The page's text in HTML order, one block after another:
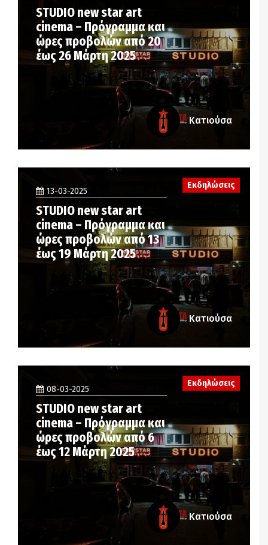
STUDIO new star art
cinema – Πρόγραμμα και
ώρες προβολών από 20
έως 26 Μάρτη 2025
Κατιούσα
13-03-2025
STUDIO new star art
cinema – Πρόγραμμα και
ώρες προβολών από 13
έως 19 Μάρτη 2025
Εκδηλώσεις
Κατιούσα
08-03-2025
STUDIO new star art
cinema – Πρόγραμμα και
ώρες προβολών από 6
έως 12 Μάρτη 2025
Εκδηλώσεις
Κατιούσα